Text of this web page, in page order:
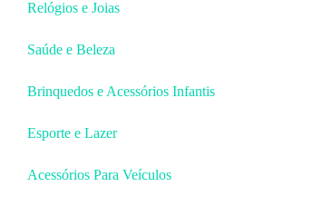
Relógios e Joias
Saúde e Beleza
Brinquedos e Acessórios Infantis
Esporte e Lazer
Acessórios Para Veículos